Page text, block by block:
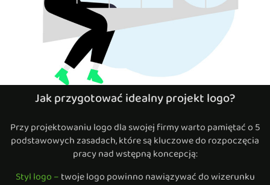
Jak przygotować idealny projekt logo?
Przy projektowaniu logo dla swojej firmy warto pamiętać o 5
podstawowych zasadach, które są kluczowe do rozpoczęcia
pracy nad wstępną koncepcją:
Styl logo –twoje logo powinno nawiązywać do wizerunku